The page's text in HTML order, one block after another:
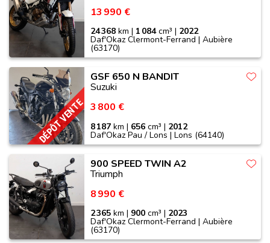
13 990 €
24 368 km | 1 084cm³ | 2022
Daf'Okaz Clermont-Ferrand | Aubière
(63170)
DÉPÔT VENTE
GSF 650 N BANDIT
Suzuki
3 800 €
8 187 km | 656 cm³ | 2012
Daf'Okaz Pau / Lons | Lons (64140)
900 SPEED TWIN A2
Triumph
8 990 €
2 365 km | 900 cm³ | 2023
Daf'Okaz Clermont-Ferrand | Aubière
(63170)